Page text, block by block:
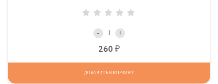
- +
260
ДОБАВИТЬ В КОРЗИНУ